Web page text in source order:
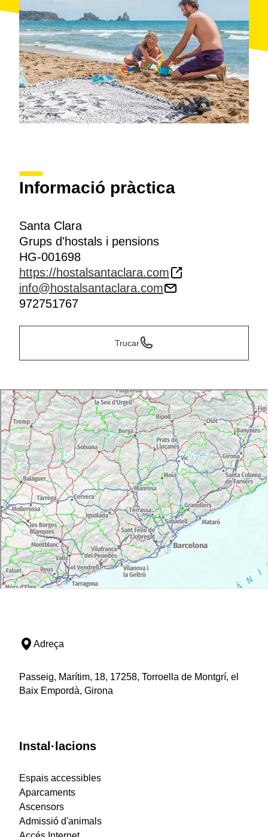
Informació pràctica
Santa Clara
Grups d'hostals i pensions
HG-001698
https://hostalsantaclara.com
info@hostalsantaclara.com
972751767
Trucar
Adreça
Passeig, Marítim, 18, 17258, Torroella de Montgrí, el
Baix Empordà, Girona
Instal·lacions
Espais accessibles
Aparcaments
Ascensors
Admissió d'animals